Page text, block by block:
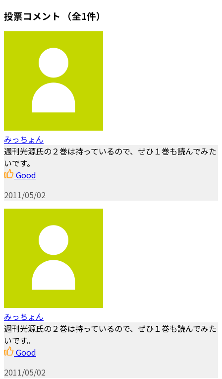
投票コメント （全1件）
みっちょん
週刊光源氏の２巻は持っているので、ぜひ１巻も読んでみた
いです。
Good
2011/05/02
みっちょん
週刊光源氏の２巻は持っているので、ぜひ１巻も読んでみた
いです。
Good
2011/05/02